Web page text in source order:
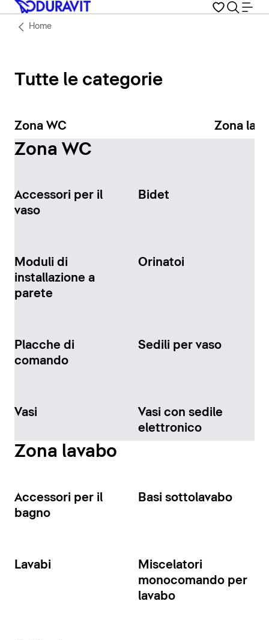
Home
Tutte le categorie
Zona WC Zona
Zona WC
Accessori per il
vaso
Bidet
Moduli di
installazione a
parete
Orinatoi
Placche di
comando
Sedili per vaso
Vasi
Vasi con sedile
elettronico
Zona lavabo
Accessori per il
bagno
Basi sottolavabo
Lavabi
Miscelatori
monocomando per
lavabo